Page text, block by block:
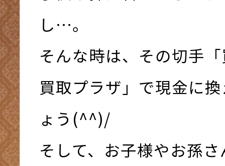
し…。
そんな時は、その切手
買取プラザ」で現金に
ょう(^^)/
そして、お子様やお孫